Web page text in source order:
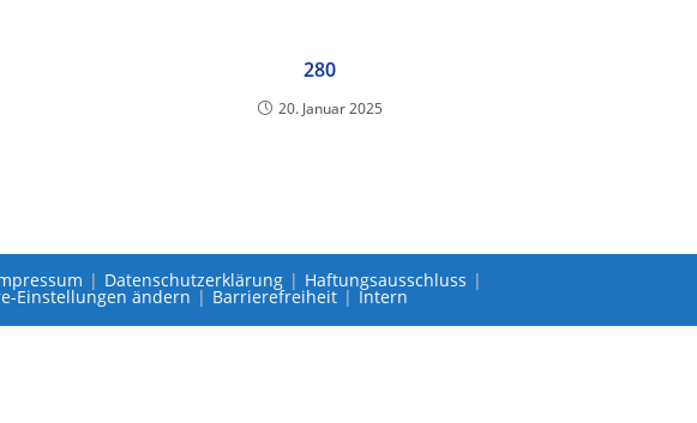
280
20. Januar 2025
Datenschutzerklärung Haftungsausschluss
Einstellungen ändern Barrierefreiheit Intern